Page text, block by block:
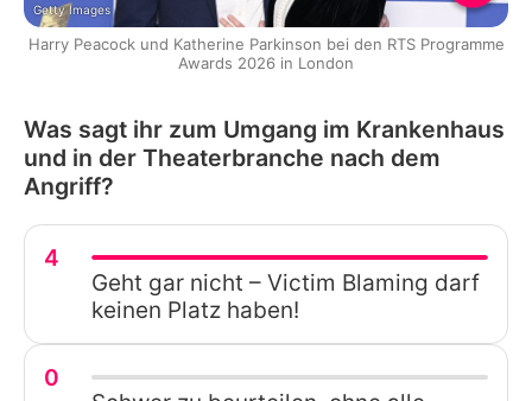
Getty Images
Harry Peacock und Katherine Parkinson bei den RTS Programme
Awards 2026 in London
Was sagt ihr zum Umgang im Krankenhaus
und in der Theaterbranche nach dem
Angriff?
4
Geht gar nicht – Victim Blaming darf
keinen Platz haben!
0